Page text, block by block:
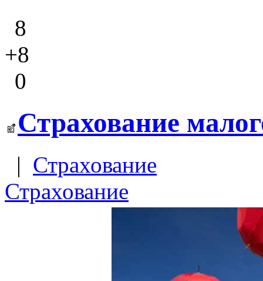
8
+8
0
Страхование
| Страхование
Страхование